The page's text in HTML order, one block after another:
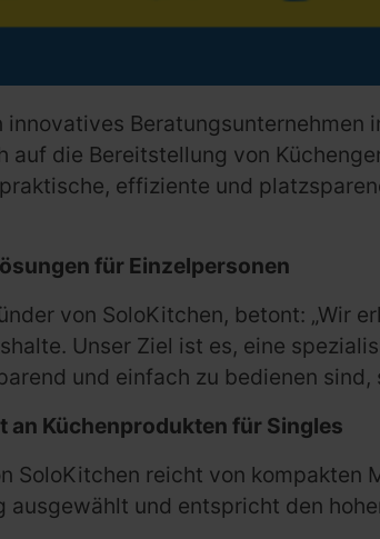
innovatives Beratungsunternehmen
auf die Bereitstellung von
effiziente und
für Einzelpersonen
von SoloKitchen, betont: „Wir
Unser Ziel ist es, eine
und einfach zu bedienen
an Küchenprodukten für Singles
SoloKitchen reicht von
und entspricht den